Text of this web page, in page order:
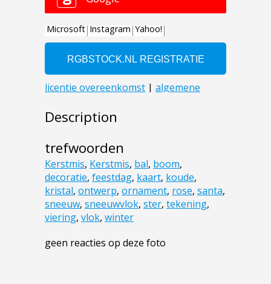
Description
trefwoorden
Kerstmis, Kerstmis, bal, boom,
decoratie, feestdag, kaart, koude,
kristal, ontwerp, ornament, rose, santa,
sneeuw, sneeuwvlok, ster, tekening,
viering, vlok, winter
geen reacties op deze foto